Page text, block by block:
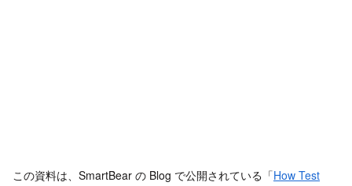
この資料は、SmartBear の Blog で公開されている「How Test